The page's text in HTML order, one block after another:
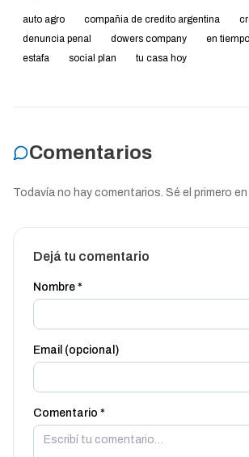
auto agro compañia de credito argentina
denuncia penal
dowers company en
estafa
social plan tu casa hoy
Comentarios
Todavía no hay comentarios. Sé el primero en
Dejá tu comentario
Nombre *
Email (opcional)
Comentario *